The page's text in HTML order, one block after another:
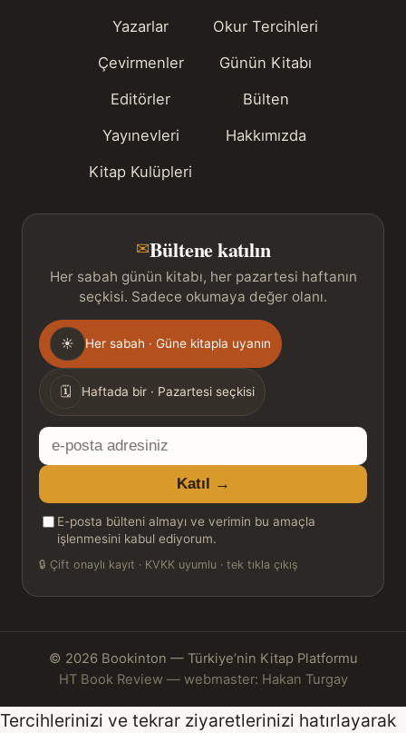
Yazarlar
Çevirmenler
Editörler
Yayınevleri
Kitap Kulüpleri
Okur Tercihleri
Günün Kitabı
Bülten
Hakkımızda
✉Bültene katılın
Her sabah günün kitabı, her pazartesi haftanın
seçkisi. Sadece okumaya değer olanı.
Gönderim
sıklığı
☀ Her sabah · Güne kitapla uyanın
🗓 Haftada bir · Pazartesi seçkisi
E-
posta
adresiniz
Katıl →
E-posta bülteni almayı ve verimin bu amaçla
işlenmesini kabul ediyorum.
🔒 Çift onaylı kayıt · KVKK uyumlu · tek tıkla çıkış
© 2026 Bookinton — Türkiye’nin Kitap Platformu
HT Book Review — webmaster: Hakan Turgay
Tercihlerinizi ve tekrar ziyaretlerinizi hatırlayarak